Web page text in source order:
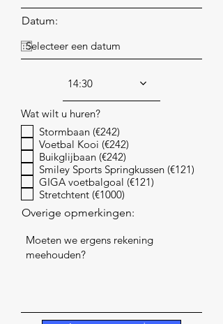
Datum:
14:30
Wat wilt u huren?
Stormbaan (€242)
Voetbal Kooi (€242)
Buikglijbaan (€242)
Smiley Sports Springkussen (€121)
GIGA voetbalgoal (€121)
Stretchtent (€1000)
Overige opmerkingen: